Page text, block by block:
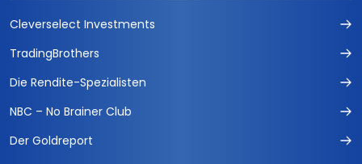
Cleverselect Investments
TradingBrothers
Die Rendite-Spezialisten
NBC – No Brainer Club
Der Goldreport